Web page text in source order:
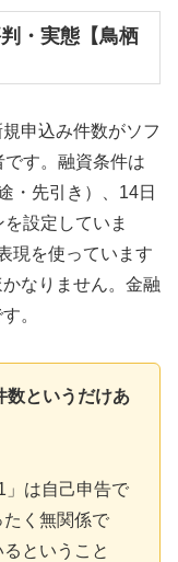
・実態【鳥栖
申込み件数がソフ
です。融資条件は
・先引き）、14日
設定していま
現を使っています
なりません。金融
。
数というだけあ
」は自己申告で
く無関係で
ということ